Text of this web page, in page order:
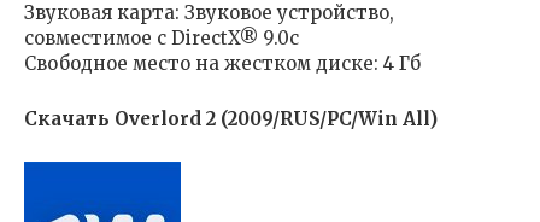
Звуковая карта: Звуковое устройство,
совместимое с DirectX® 9.0с
Свободное место на жестком диске: 4 Гб
Скачать Overlord 2 (2009/RUS/PC/Win All)